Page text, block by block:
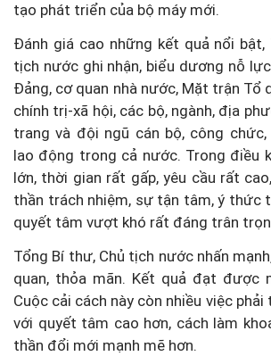
tạo phát triển của bộ máy mới.
Đánh giá cao những kết quả nổi bật,
tịch nước ghi nhận, biểu dương nỗ
Đảng, cơ quan nhà nước, Mặt trận Tổ
chính trị-xã hội, các bộ, ngành, địa
trang và đội ngũ cán bộ, công
lao động trong cả nước. Trong điều
lớn, thời gian rất gấp, yêu cầu rất
thần trách nhiệm, sự tận tâm, ý thức
quyết tâm vượt khó rất đáng trân
Tổng Bí thư, Chủ tịch nước nhấn
quan, thỏa mãn. Kết quả đạt được
Cuộc cải cách này còn nhiều việc
với quyết tâm cao hơn, cách làm
thần đổi mới mạnh mẽ hơn.